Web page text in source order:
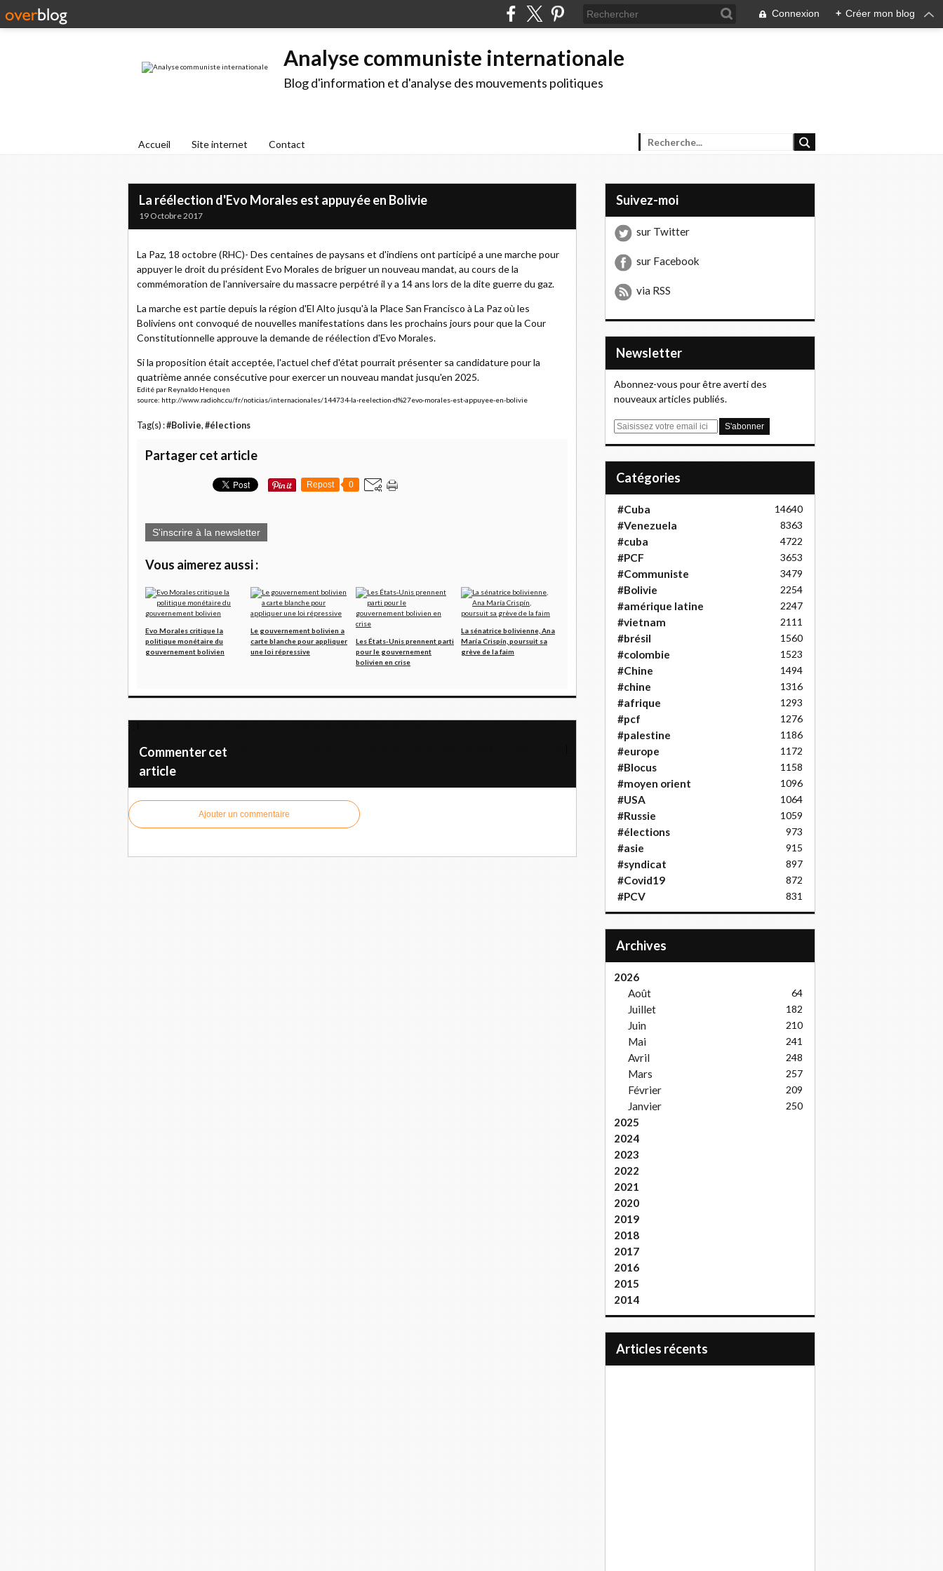
Connexion + Créer mon blog
Analyse communiste internationale
Blog d'information et d'analyse des mouvements politiques
Accueil Site internet Contact
La réélection d'Evo Morales est appuyée en Bolivie
19 Octobre 2017
La Paz, 18 octobre (RHC)- Des centaines de paysans et d'indiens ont participé a une marche pour
appuyer le droit du président Evo Morales de briguer un nouveau mandat, au cours de la
commémoration de l'anniversaire du massacre perpétré il y a 14 ans lors de la dite guerre du gaz.
La marche est partie depuis la région d'El Alto jusqu'à la Place San Francisco à La Paz où les
Boliviens ont convoqué de nouvelles manifestations dans les prochains jours pour que la Cour
Constitutionnelle approuve la demande de réélection d'Evo Morales.
Si la proposition était acceptée, l'actuel chef d'état pourrait présenter sa candidature pour la
quatrième année consécutive pour exercer un nouveau mandat jusqu'en 2025.
Edité par Reynaldo Henquen
source: http://www.radiohc.cu/fr/noticias/internacionales/144734-la-reelection-d%27evo-morales-est-appuyee-en-bolivie
Tag(s) :#Bolivie, #élections
Partager cet article
Repost 0
S'inscrire à la newsletter
Vous aimerez aussi :
Evo Morales critique la
politique monétaire du
gouvernement bolivien
Le gouvernement bolivien a
carte blanche pour appliquer
une loi répressive
Les États-Unis prennent parti
pour le gouvernement
bolivien en crise
La sénatrice bolivienne, Ana
María Crispín, poursuit sa
grève de la faim
Commenter cet
article
Ajouter un commentaire
Suivez-moi
sur Twitter
sur Facebook
via RSS
Newsletter
Abonnez-vous pour être averti des
nouveaux articles publiés.
E
Catégories
#Cuba 14640
#Venezuela 8363
#cuba 4722
#PCF 3653
#Communiste 3479
#Bolivie 2254
#amérique latine 2247
#vietnam 2111
#brésil 1560
#colombie 1523
#Chine 1494
#chine 1316
#afrique 1293
#pcf 1276
#palestine 1186
#europe 1172
#Blocus 1158
#moyen orient 1096
#USA 1064
#Russie 1059
#élections 973
#asie 915
#syndicat 897
#Covid19 872
#PCV 831
Archives
2026
Août
64
Juillet 182
Juin 210
Mai 241
Avril 248
Mars 257
Février 209
Janvier 250
2025
2024
2023
2022
2021
2020
2019
2018
2017
2016
2015
2014
articles récents